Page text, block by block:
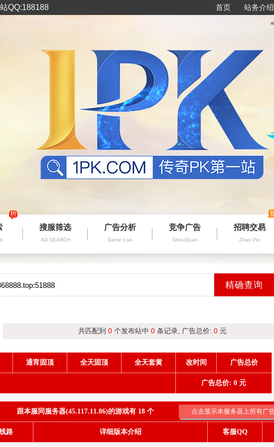
QQ:188188 首页 站务介绍
搜服筛选
AD SEARCH
广告分析
Game Live
竞争广告
ShouQuan
招聘交易
Zhao Pin
共匹配到 0 个发布站中 0 条记录, 广告总价: 0 元
通宵固顶 全天固顶 全天套黄 改时间 广告总价
广告总价: 0 元
跟本服同服务器(45.117.11.86)的游戏有 18 个
路 详细版本介绍 客服QQ